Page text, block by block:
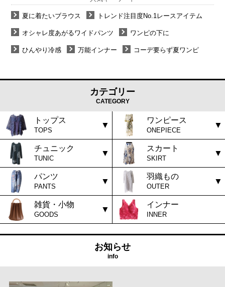
夏に着たいブラウス トレンド注目度No.1レースアイテム
オシャレ度あがるワイドパンツ ワンピの下に
ひんやり冷感 万能インナー コーデ要らず夏ワンピ
カテゴリー
CATEGORY
トップス
TOPS
ワンピース
ONEPIECE
チュニック
TUNIC
スカート
SKIRT
パンツ
PANTS
羽織もの
OUTER
雑貨・小物
GOODS
インナー
INNER
お知らせ
info